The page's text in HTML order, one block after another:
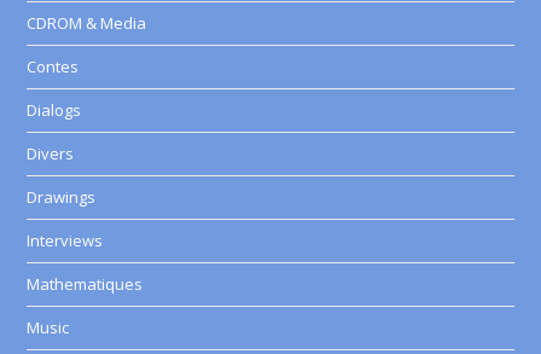
CDROM & Media
Contes
Dialogs
Divers
Drawings
Interviews
Mathematiques
Music